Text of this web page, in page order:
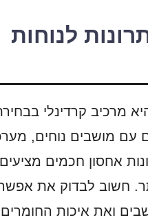
לנוחות
מרכיב קרדינלי
עם מושבים נוחים,
אחסון חכמים מציעים
חשוב לבדוק את
ואת איכות